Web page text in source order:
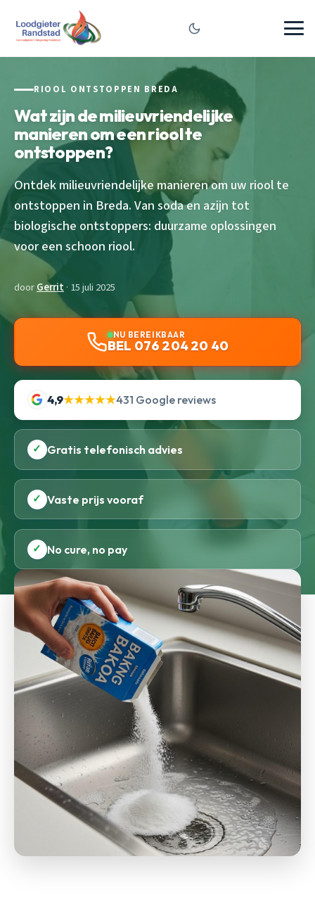
RIOOL ONTSTOPPEN BREDA
Wat zijn de milieuvriendelijke
manieren om een riool te
ontstoppen?
Ontdek milieuvriendelijke manieren om uw riool te
ontstoppen in Breda. Van soda en azijn tot
biologische ontstoppers: duurzame oplossingen
voor een schoon riool.
doorGerrit · 15 juli 2025
NU BEREIKBAAR
BEL 076 204 20 40
4,9★★★★★431 Google reviews
✓ Gratis telefonisch advies
✓ Vaste prijs vooraf
✓ No cure, no pay